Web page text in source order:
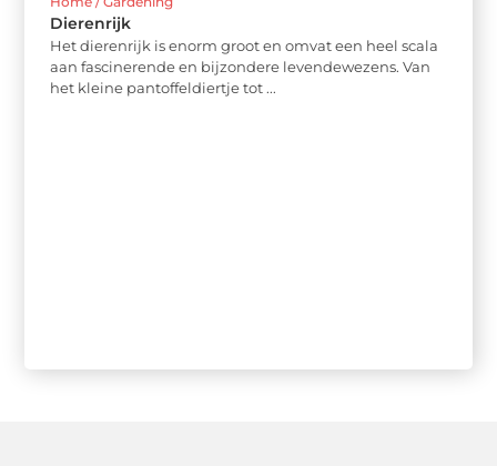
Dierenrijk
Het dierenrijk is enorm groot en omvat een heel scala
aan fascinerende en bijzondere levendewezens. Van
het kleine pantoffeldiertje tot ...